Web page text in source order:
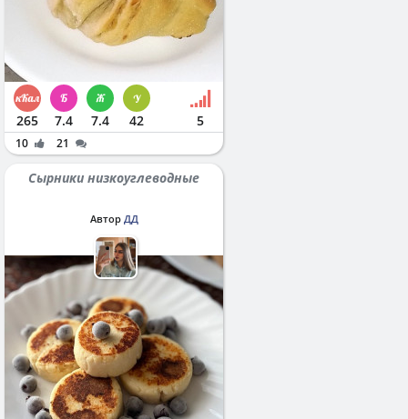
265 7.4 7.4 42 5
10 21
Сырники низкоуглеводные
Автор ДД